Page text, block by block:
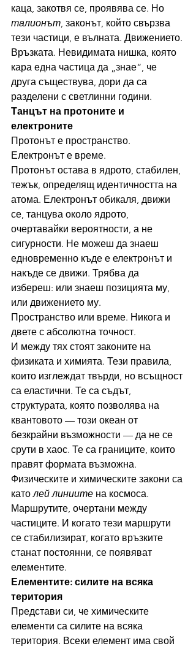
каца, закотвя се, проявява се. Но
талионът, законът, който свързва
тези частици, е вълната. Движението.
Връзката. Невидимата нишка, която
кара една частица да „знае“, че
друга съществува, дори да са
разделени с светлинни години.
Танцът на протоните и
електроните
Протонът е пространство.
Електронът е време.
Протонът остава в ядрото, стабилен,
тежък, определящ идентичността на
атома. Електронът обикаля, движи
се, танцува около ядрото,
очертавайки вероятности, а не
сигурности. Не можеш да знаеш
едновременно къде е електронът и
накъде се движи. Трябва да
избереш: или знаеш позицията му,
или движението му.
Пространство или време. Никога и
двете с абсолютна точност.
И между тях стоят законите на
физиката и химията. Тези правила,
които изглеждат твърди, но всъщност
са еластични. Те са съдът,
структурата, която позволява на
квантовото — този океан от
безкрайни възможности — да не се
срути в хаос. Те са границите, които
правят формата възможна.
Физическите и химическите закони са
като лей линиите на космоса.
Маршрутите, очертани между
частиците. И когато тези маршрути
се стабилизират, когато връзките
станат постоянни, се появяват
елементите.
Елементите: силите на всяка
територия
Представи си, че химическите
елементи са силите на всяка
територия. Всеки елемент има свой